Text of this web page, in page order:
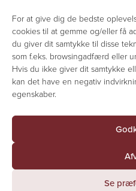
For at give dig de bedste
cookies til at gemme og/eller få
du giver dit samtykke til disse
som f.eks. browsingadfærd eller
Hvis du ikke giver dit samtykke
kan det have en negativ
egenskaber.
Se